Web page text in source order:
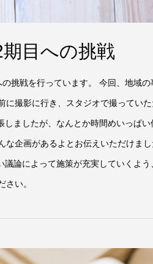
目への挑戦
挑戦を行っています。 今回、地域の
に撮影に行き、スタジオで撮ってい
しましたが、なんとか時間めいっぱい
な企画があるよとお伝えいただけま
議論によって施策が充実していくよう
い。